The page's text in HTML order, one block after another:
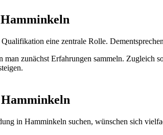
eine zentrale Rolle.
man zunächst Erfahrungen sammeln.
in Hamminkeln suchen, wünschen sich